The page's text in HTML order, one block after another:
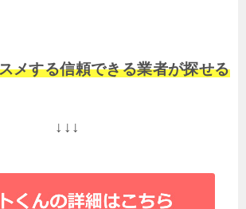
メする信頼できる業者が探せる
↓↓↓